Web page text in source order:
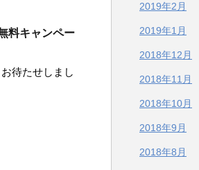
料キャンペー
待たせしまし
2019年2月
2019年1月
2018年12月
2018年11月
2018年10月
2018年9月
2018年8月